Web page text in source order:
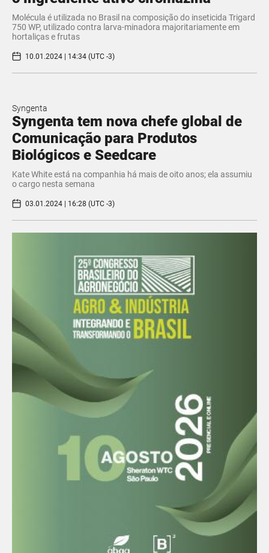
Molécula é utilizada no Brasil na composição do inseticida Trigard
750 WP, utilizado contra larva-minadora majoritariamente em
hortaliças e frutas
10.01.2024 | 14:34 (UTC -3)
Syngenta
Syngenta tem nova chefe global de
Comunicação para Produtos
Biológicos e Seedcare
Kate White está na companhia há mais de oito anos; ela assumiu
o cargo nesta semana
03.01.2024 | 16:28 (UTC -3)